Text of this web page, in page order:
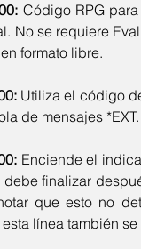
Código RPG
No se requiere
formato libre.
Utiliza el código
de mensajes *EXT.
Enciende el
finalizar
que esto no
línea también se